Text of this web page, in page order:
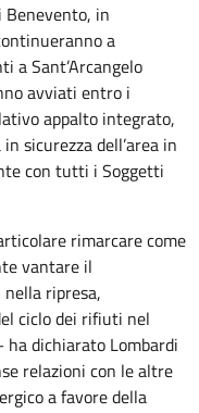
Benevento, in
a
a Sant’Arcangelo
avviati entro i
appalto integrato,
sicurezza dell’area in
con tutti i Soggetti
rimarcare come
vantare il
ripresa,
ciclo dei rifiuti nel
ha dichiarato Lombardi
relazioni con le altre
a favore della